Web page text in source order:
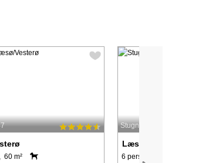
60 m²
Stugnr: 79177
Læsø/Vesterø
6 personer, 47 m²